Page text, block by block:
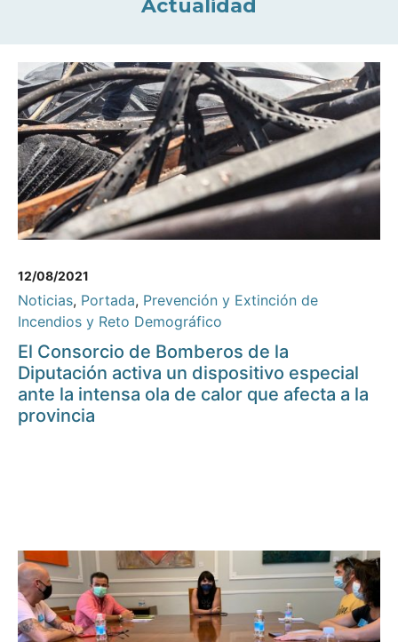
Actualidad
12/08/2021
Noticias, Portada, Prevención y Extinción de
Incendios y Reto Demográfico
El Consorcio de Bomberos de la
Diputación activa un dispositivo especial
ante la intensa ola de calor que afecta a la
provincia